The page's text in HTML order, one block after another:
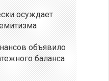
осуждает
объявило
баланса